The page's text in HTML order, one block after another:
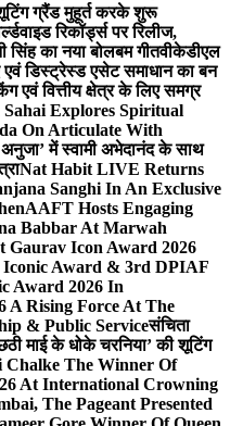
ग्रैंड मुहूर्त करके शुरू
रिकॉर्ड्स पर रिलीज,
सिंह का नया बोलबम गीतवीकेडीएल
एवं डिस्ट्रेस्ड एसेट समाधान का बन
एवं वित्तीय क्षेत्र के लिए समग्र
Explores Spiritual
On Articulate With
में स्वामी अभेदानंद के साथ
Nat Habit LIVE Returns
Sanghi In An Exclusive
AAFT Hosts Engaging
Babbar At Marwah
Gaurav Icon Award 2026
Award & 3rd DPIAF
Award 2026 In
A Rising Force At The
& Public Serviceसंचिता
माई के धोके चरनिया’ की शूटिंग
Chalke The Winner Of
At International Crowning
The Pageant Presented